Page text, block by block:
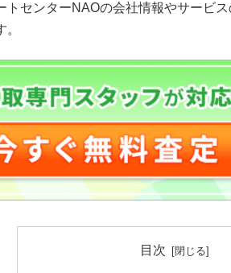
トセンターNAOの会社情報やサービ
目次